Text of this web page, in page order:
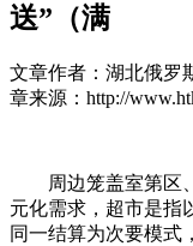
送”（满
文章作者：湖北俄罗
章来源：http://
周边笼盖室第区、
元化需求，超市是指
同一结算为次要模式